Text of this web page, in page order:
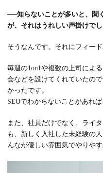
──知らないことが多いと、聞
が、それはうれしい声掛けでし
そうなんです。それにフィー
毎週の1on1や複数の上司によ
会などを設けてくれていたの
かったです。
SEOでわからないことがあれ
また、社員だけでなく、ライ
も、新しく入社した未経験の
んなが優しい雰囲気でやりや